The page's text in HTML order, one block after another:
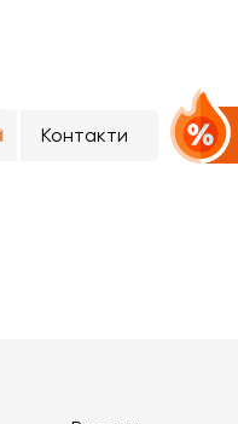
Контакти